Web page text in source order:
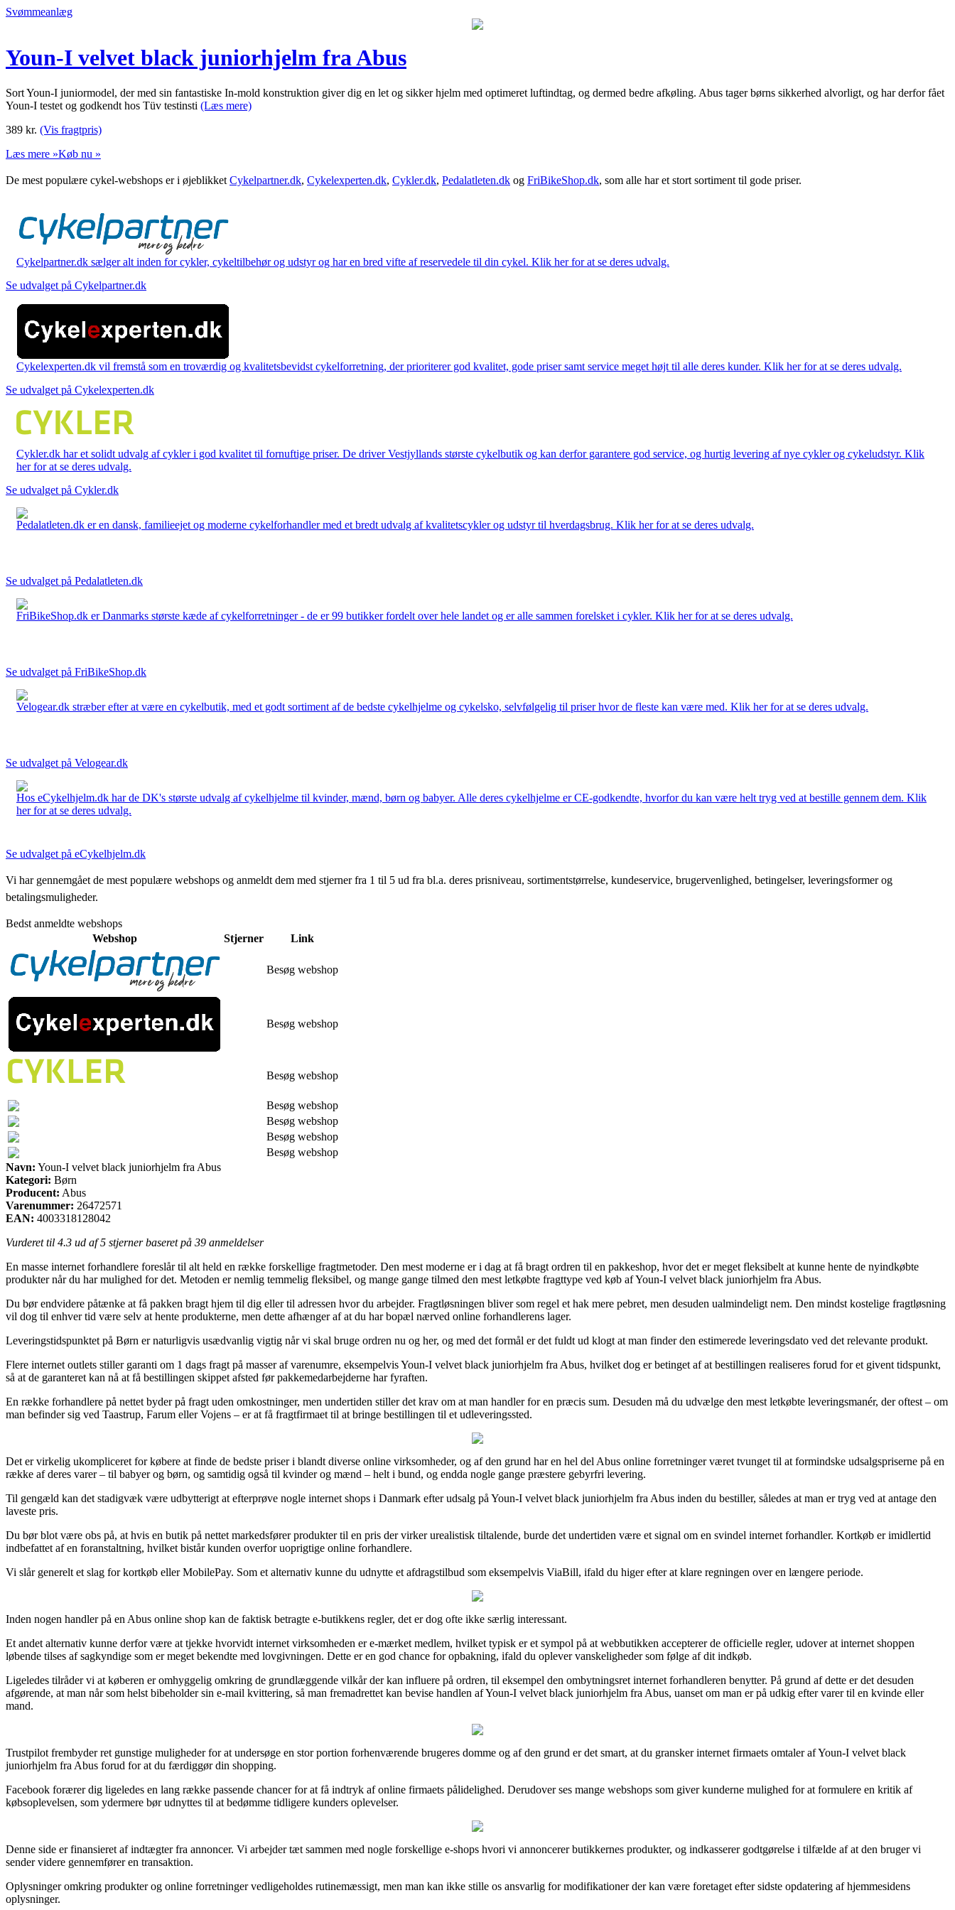
Svømmeanlæg
Youn-I velvet black juniorhjelm fra Abus
Sort Youn-I juniormodel, der med sin fantastiske In-mold konstruktion giver dig en let og sikker hjelm med optimeret luftindtag, og dermed bedre afkøling. Abus tager børns sikkerhed alvorligt, og har derfor fået
Youn-I testet og godkendt hos Tüv testinsti (Læs mere)
389 kr. (Vis fragtpris)
Læs mere »Køb nu »
De mest populære cykel-webshops er i øjeblikket Cykelpartner.dk, Cykelexperten.dk, Cykler.dk, Pedalatleten.dk og FriBikeShop.dk, som alle har et stort sortiment til gode priser.
Cykelpartner.dk sælger alt inden for cykler, cykeltilbehør og udstyr og har en bred vifte af reservedele til din cykel. Klik her for at se deres udvalg.
Se udvalget på Cykelpartner.dk
Cykelexperten.dk vil fremstå som en troværdig og kvalitetsbevidst cykelforretning, der prioriterer god kvalitet, gode priser samt service meget højt til alle deres kunder. Klik her for at se deres udvalg.
Se udvalget på Cykelexperten.dk
Cykler.dk har et solidt udvalg af cykler i god kvalitet til fornuftige priser. De driver Vestjyllands største cykelbutik og kan derfor garantere god service, og hurtig levering af nye cykler og cykeludstyr. Klik
her for at se deres udvalg.
Se udvalget på Cykler.dk
Pedalatleten.dk er en dansk, familieejet og moderne cykelforhandler med et bredt udvalg af kvalitetscykler og udstyr til hverdagsbrug. Klik her for at se deres udvalg.
Se udvalget på Pedalatleten.dk
FriBikeShop.dk er Danmarks største kæde af cykelforretninger - de er 99 butikker fordelt over hele landet og er alle sammen forelsket i cykler. Klik her for at se deres udvalg.
Se udvalget på FriBikeShop.dk
Velogear.dk stræber efter at være en cykelbutik, med et godt sortiment af de bedste cykelhjelme og cykelsko, selvfølgelig til priser hvor de fleste kan være med. Klik her for at se deres udvalg.
Se udvalget på Velogear.dk
Hos eCykelhjelm.dk har de DK's største udvalg af cykelhjelme til kvinder, mænd, børn og babyer. Alle deres cykelhjelme er CE-godkendte, hvorfor du kan være helt tryg ved at bestille gennem dem. Klik
her for at se deres udvalg.
Se udvalget på eCykelhjelm.dk
Vi har gennemgået de mest populære webshops og anmeldt dem med stjerner fra 1 til 5 ud fra bl.a. deres prisniveau, sortimentstørrelse, kundeservice, brugervenlighed, betingelser, leveringsformer og
betalingsmuligheder.
Bedst anmeldte webshops
Webshop
Stjerner Link
Besøg webshop
Besøg webshop
Besøg webshop
Besøg webshop
Besøg webshop
Besøg webshop
Besøg webshop
Navn: Youn-I velvet black juniorhjelm fra Abus
Kategori: Børn
Producent: Abus
Varenummer: 26472571
EAN: 4003318128042
Vurderet til 4.3 ud af 5 stjerner baseret på 39 anmeldelser
En masse internet forhandlere foreslår til alt held en række forskellige fragtmetoder. Den mest moderne er i dag at få bragt ordren til en pakkeshop, hvor det er meget fleksibelt at kunne hente de nyindkøbte
produkter når du har mulighed for det. Metoden er nemlig temmelig fleksibel, og mange gange tilmed den mest letkøbte fragttype ved køb af Youn-I velvet black juniorhjelm fra Abus.
Du bør endvidere påtænke at få pakken bragt hjem til dig eller til adressen hvor du arbejder. Fragtløsningen bliver som regel et hak mere pebret, men desuden ualmindeligt nem. Den mindst kostelige fragtløsning
vil dog til enhver tid være selv at hente produkterne, men dette afhænger af at du har bopæl nærved online forhandlerens lager.
Leveringstidspunktet på Børn er naturligvis usædvanlig vigtig når vi skal bruge ordren nu og her, og med det formål er det fuldt ud klogt at man finder den estimerede leveringsdato ved det relevante produkt.
Flere internet outlets stiller garanti om 1 dags fragt på masser af varenumre, eksempelvis Youn-I velvet black juniorhjelm fra Abus, hvilket dog er betinget af at bestillingen realiseres forud for et givent tidspunkt,
så at de garanteret kan nå at få bestillingen skippet afsted før pakkemedarbejderne har fyraften.
En række forhandlere på nettet byder på fragt uden omkostninger, men undertiden stiller det krav om at man handler for en præcis sum. Desuden må du udvælge den mest letkøbte leveringsmanér, der oftest – om
man befinder sig ved Taastrup, Farum eller Vojens – er at få fragtfirmaet til at bringe bestillingen til et udleveringssted.
Det er virkelig ukompliceret for købere at finde de bedste priser i blandt diverse online virksomheder, og af den grund har en hel del Abus online forretninger været tvunget til at formindske udsalgspriserne på en
række af deres varer – til babyer og børn, og samtidig også til kvinder og mænd – helt i bund, og endda nogle gange præstere gebyrfri levering.
Til gengæld kan det stadigvæk være udbytterigt at efterprøve nogle internet shops i Danmark efter udsalg på Youn-I velvet black juniorhjelm fra Abus inden du bestiller, således at man er tryg ved at antage den
laveste pris.
Du bør blot være obs på, at hvis en butik på nettet markedsfører produkter til en pris der virker urealistisk tiltalende, burde det undertiden være et signal om en svindel internet forhandler. Kortkøb er imidlertid
indbefattet af en foranstaltning, hvilket bistår kunden overfor uoprigtige online forhandlere.
Vi slår generelt et slag for kortkøb eller MobilePay. Som et alternativ kunne du udnytte et afdragstilbud som eksempelvis ViaBill, ifald du higer efter at klare regningen over en længere periode.
Inden nogen handler på en Abus online shop kan de faktisk betragte e-butikkens regler, det er dog ofte ikke særlig interessant.
Et andet alternativ kunne derfor være at tjekke hvorvidt internet virksomheden er e-mærket medlem, hvilket typisk er et sympol på at webbutikken accepterer de officielle regler, udover at internet shoppen
løbende tilses af sagkyndige som er meget bekendte med lovgivningen. Dette er en god chance for opbakning, ifald du oplever vanskeligheder som følge af dit indkøb.
Ligeledes tilråder vi at køberen er omhyggelig omkring de grundlæggende vilkår der kan influere på ordren, til eksempel den ombytningsret internet forhandleren benytter. På grund af dette er det desuden
afgørende, at man når som helst bibeholder sin e-mail kvittering, så man fremadrettet kan bevise handlen af Youn-I velvet black juniorhjelm fra Abus, uanset om man er på udkig efter varer til en kvinde eller
mand.
Trustpilot frembyder ret gunstige muligheder for at undersøge en stor portion forhenværende brugeres domme og af den grund er det smart, at du gransker internet firmaets omtaler af Youn-I velvet black
juniorhjelm fra Abus forud for at du færdiggør din shopping.
Facebook forærer dig ligeledes en lang række passende chancer for at få indtryk af online firmaets pålidelighed. Derudover ses mange webshops som giver kunderne mulighed for at formulere en kritik af
købsoplevelsen, som ydermere bør udnyttes til at bedømme tidligere kunders oplevelser.
Denne side er finansieret af indtægter fra annoncer. Vi arbejder tæt sammen med nogle forskellige e-shops hvori vi annoncerer butikkernes produkter, og indkasserer godtgørelse i tilfælde af at den bruger vi
sender videre gennemfører en transaktion.
Oplysninger omkring produkter og online forretninger vedligeholdes rutinemæssigt, men man kan ikke stille os ansvarlig for modifikationer der kan være foretaget efter sidste opdatering af hjemmesidens
oplysninger.